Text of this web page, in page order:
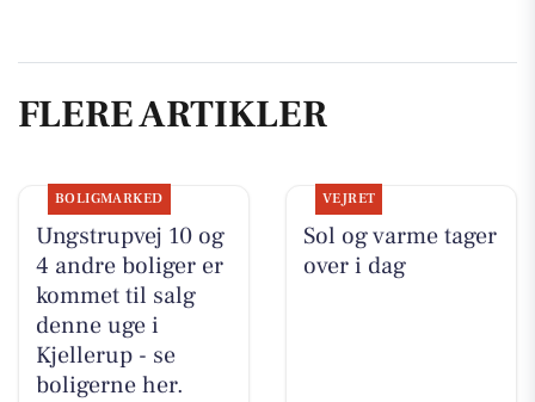
FLERE ARTIKLER
BOLIGMARKED
Ungstrupvej 10 og
4 andre boliger er
kommet til salg
denne uge i
Kjellerup - se
boligerne her.
VEJRET
Sol og varme tager
over i dag